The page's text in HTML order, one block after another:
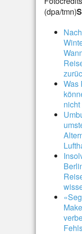
(dpa/tmn)
Nach
Was
nicht